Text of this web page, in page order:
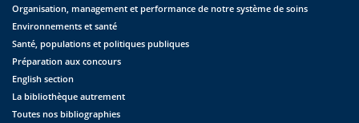
Organisation, management et performance de notre système de soins
Environnements et santé
Santé, populations et politiques publiques
Préparation aux concours
English section
La bibliothèque autrement
Toutes nos bibliographies